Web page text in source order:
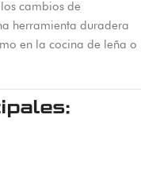
cambios de
herramienta duradera
en la cocina de leña o